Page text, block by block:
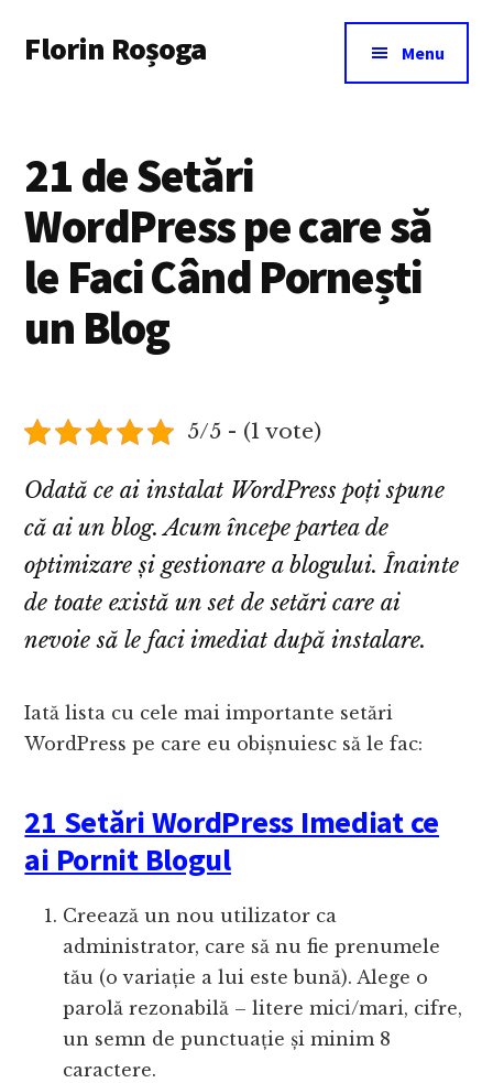
main
menu
Florin Roșoga Menu
21 de Setări
WordPress pe care să
le Faci Când Pornești
un Blog
5/5 - (1 vote)
Odată ce ai instalat WordPress poți spune
că ai un blog. Acum începe partea de
optimizare și gestionare a blogului. Înainte
de toate există un set de setări care ai
nevoie să le faci imediat după instalare.
Iată lista cu cele mai importante setări
WordPress pe care eu obișnuiesc să le fac:
21 Setări WordPress Imediat ce
ai Pornit Blogul
Creează un nou utilizator ca
administrator, care să nu fie prenumele
tău (o variație a lui este bună). Alege o
parolă rezonabilă – litere mici/mari, cifre,
un semn de punctuație și minim 8
caractere.